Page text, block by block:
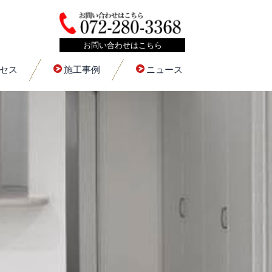
お問い合わせはこちら
ス 施工事例 ニュース